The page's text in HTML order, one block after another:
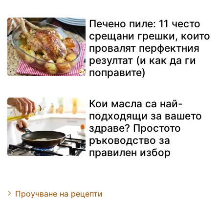
Печено пиле: 11 често
срещани грешки, които
провалят перфектния
резултат (и как да ги
поправите)
Кои масла са най-
подходящи за вашето
здраве? Простото
ръководство за
правилен избор
Проучване на рецепти